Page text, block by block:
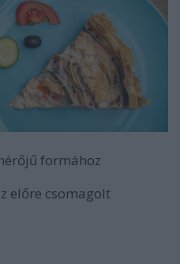
formához
előre csomagolt